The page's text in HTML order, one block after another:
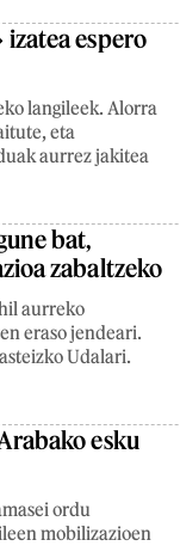
espero
langileek. Alorra
eta
aurrez jakitea
bat,
zabaltzeko
aurreko
eraso jendeari.
Udalari.
esku
ordu
mobilizazioen